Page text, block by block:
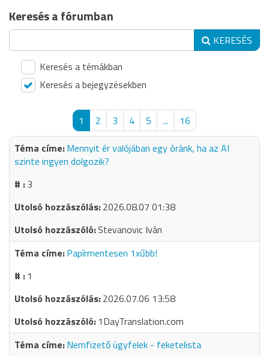
Keresés a fórumban
KERESÉS
Keresés a témákban
Keresés a bejegyzésekben
1 2 3 4 5 ...
16
Mennyit ér valójában egy óránk, ha az AI
szinte ingyen dolgozik?
3
2026.08.07 01:38
Stevanovic Iván
Papírmentesen 1xűbb!
1
2026.07.06 13:58
1DayTranslation.com
Nemfizető ügyfelek - feketelista